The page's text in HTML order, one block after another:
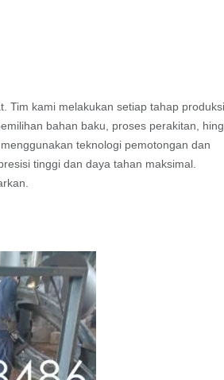
Tim kami melakukan setiap tahap
bahan baku, proses perakitan,
teknologi pemotongan dan
tinggi dan daya tahan maksimal.